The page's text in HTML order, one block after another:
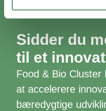
Sidder du
til et
Food & Bio
at accelerere
bæredygtige